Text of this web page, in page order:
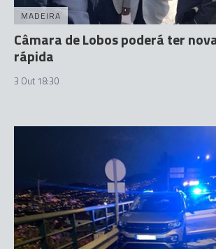
MADEIRA
Câmara de Lobos poderá ter
rápida
3 Out 18:30